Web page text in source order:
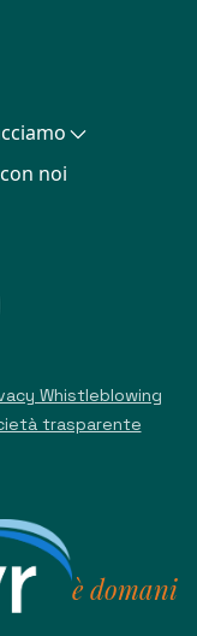
noi
Whistleblowing
trasparente
è domani